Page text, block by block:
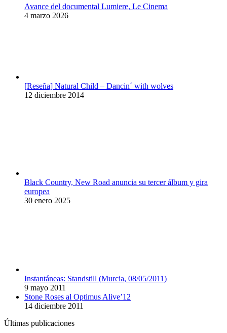
Avance del documental Lumiere, Le Cinema
4 marzo 2026
[Reseña] Natural Child – Dancin´ with wolves
12 diciembre 2014
Black Country, New Road anuncia su tercer álbum y gira
europea
30 enero 2025
Instantáneas: Standstill (Murcia, 08/05/2011)
9 mayo 2011
Stone Roses al Optimus Alive’12
14 diciembre 2011
Últimas publicaciones